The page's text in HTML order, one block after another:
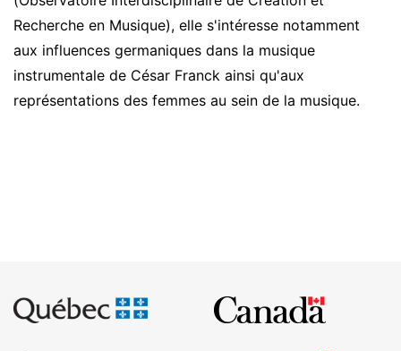
Recherche en Musique), elle s'intéresse notamment
aux influences germaniques dans la musique
instrumentale de César Franck ainsi qu'aux
représentations des femmes au sein de la musique.